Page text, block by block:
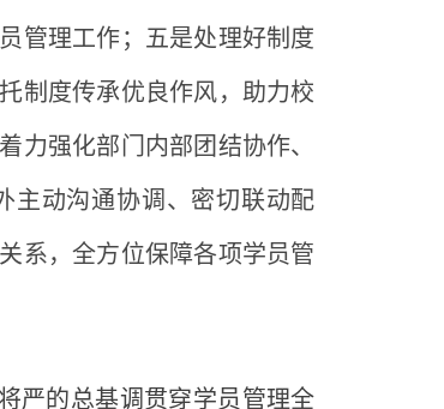
管理工作；五是处理好制度
制度传承优良作风，助力校
力强化部门内部团结协作、
主动沟通协调、密切联动配
系，全方位保障各项学员管
严的总基调贯穿学员管理全